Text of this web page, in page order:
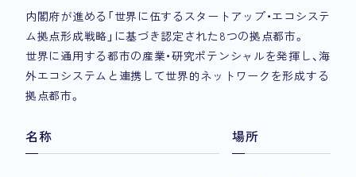
内閣府が進める「世界に伍するスタートアップ・エコシステ
ム拠点形成戦略」に基づき認定された8つの拠点都市。
世界に通用する都市の産業・研究ポテンシャルを発揮し、海
外エコシステムと連携して世界的ネットワークを形成する
拠点都市。
名称 場所